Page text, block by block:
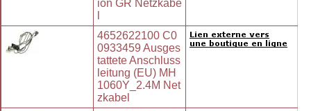
ion GR Netzkabe
4652622100 C0
0933459 Ausges
tattete Anschluss
leitung (EU) MH
1060Y_2.4M Net
zkabel